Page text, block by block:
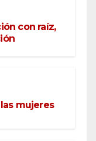
con raíz,
mujeres